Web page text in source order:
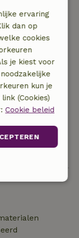
heb je
het
en 100% van
terugbetaald
terugbetaald
terugbetaald
terugbetaling
ervaring
dan op
cookies
je kiest voor
kun je
(Cookies)
Cookie beleid
Targeting